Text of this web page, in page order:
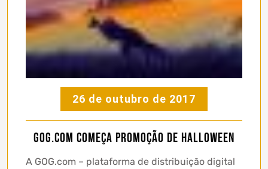
26 de outubro de 2017
GOG.com começa promoção de Halloween
A GOG.com – plataforma de distribuição digital